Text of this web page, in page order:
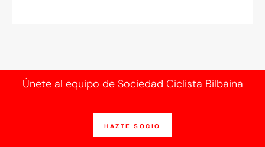
Únete al equipo de Sociedad Ciclista Bilbaina
HAZTE SOCIO